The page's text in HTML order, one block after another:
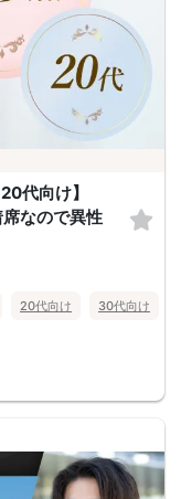
代向け】
席なので異性
20代向け 30代向け